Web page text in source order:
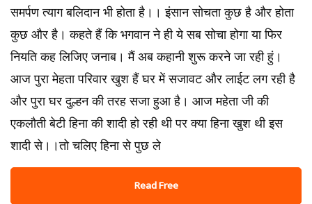
समर्पण त्याग बलिदान भी होता है।। इंसान सोचता कुछ है और होता
कुछ और है। कहते हैं कि भगवान ने ही ये सब सोचा होगा या फिर
नियति कह लिजिए जनाब। मैं अब कहानी शुरू करने जा रही हुं।
आज पुरा मेहता परिवार खुश हैं घर में सजावट और लाईट लग रही है
और पुरा घर दुल्हन की तरह सजा हुआ है। आज महेता जी की
एकलौती बेटी हिना की शादी हो रही थी पर क्या हिना खुश थी इस
शादी से।।तो चलिए हिना से पुछ ले
Read Free